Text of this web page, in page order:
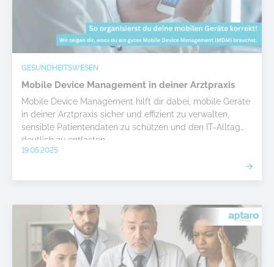
GESUNDHEITSWESEN
Mobile Device Management in deiner Arztpraxis
Mobile Device Management hilft dir dabei, mobile Geräte
in deiner Arztpraxis sicher und effizient zu verwalten,
sensible Patientendaten zu schützen und den IT-Alltag
deutlich zu entlasten.
19.05.2025